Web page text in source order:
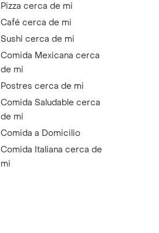
Pizza cerca de mi
Café cerca de mi
Sushi cerca de mi
Comida Mexicana cerca
de mi
Postres cerca de mi
Comida Saludable cerca
de mi
Comida a Domicilio
Comida Italiana cerca de
mi